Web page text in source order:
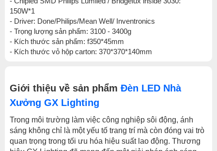
150W*1
- Driver: Done/Philips/Mean Well/ Inventronics
- Trọng lượng sản phẩm: 3100 - 3400g
- Kích thước sản phẩm: f350*45mm
- Kích thước vỏ hộp carton: 370*370*140mm
Giới thiệu về sản phẩm Đèn LED Nhà
Xưởng GX Lighting
Trong môi trường làm việc công nghiệp sôi động, ánh
sáng không chỉ là một yếu tố trang trí mà còn đóng vai trò
quan trọng trong tối ưu hóa hiệu suất lao động. Thương